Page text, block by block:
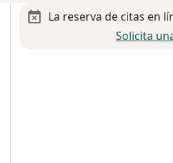
La reserva de citas en
Solicita